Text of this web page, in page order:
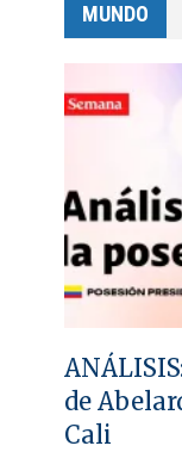
MUNDO
de
Cali